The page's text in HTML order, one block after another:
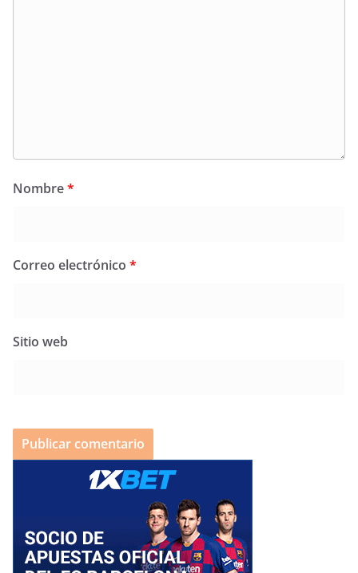
Nombre*
Correo electrónico *
Sitio web